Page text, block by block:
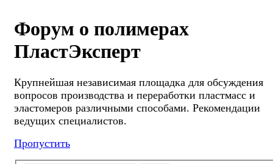
Форум о полимерах
ПластЭксперт
Крупнейшая независимая площадка для обсуждения
вопросов производства и переработки пластмасс и
эластомеров различными способами. Рекомендации
ведущих специалистов.
Пропустить